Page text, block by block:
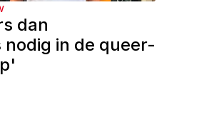
dan
in de queer-